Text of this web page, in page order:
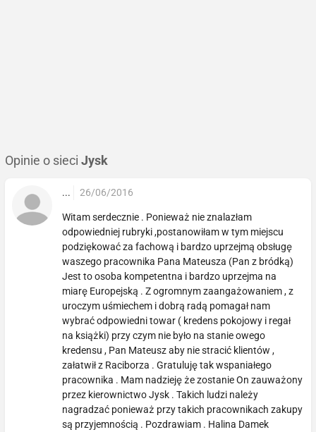
Opinie o sieci Jysk
... 26/06/2016
Witam serdecznie . Ponieważ nie znalazłam
odpowiedniej rubryki ,postanowiłam w tym miejscu
podziękować za fachową i bardzo uprzejmą obsługę
waszego pracownika Pana Mateusza (Pan z bródką)
Jest to osoba kompetentna i bardzo uprzejma na
miarę Europejską . Z ogromnym zaangażowaniem , z
uroczym uśmiechem i dobrą radą pomagał nam
wybrać odpowiedni towar ( kredens pokojowy i regał
na książki) przy czym nie było na stanie owego
kredensu , Pan Mateusz aby nie stracić klientów ,
załatwił z Raciborza . Gratuluję tak wspaniałego
pracownika . Mam nadzieję że zostanie On zauważony
przez kierownictwo Jysk . Takich ludzi należy
nagradzać ponieważ przy takich pracownikach zakupy
są przyjemnością . Pozdrawiam . Halina Damek